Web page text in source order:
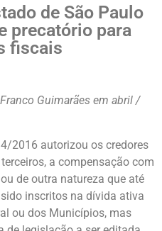
de São Paulo
precatório para
fiscais
Guimarães em abril /
2016 autorizou os credores
a compensação com
de outra natureza que até
inscritos na dívida ativa
ou dos Municípios, mas